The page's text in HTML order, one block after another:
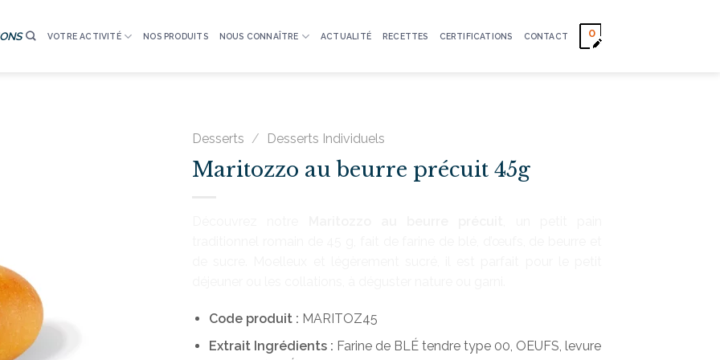
VOTRE ACTIVITÉ NOS PRODUITS NOUS CONNAÎTRE ACTUALITÉ RECETTES CERTIFICATIONS CONTACT 0
Desserts / Desserts Individuels
Maritozzo au beurre précuit 45g
Code produit : MARITOZ45
Extrait Ingrédients : Farine de BLÉ tendre type 00, OEUFS, levure